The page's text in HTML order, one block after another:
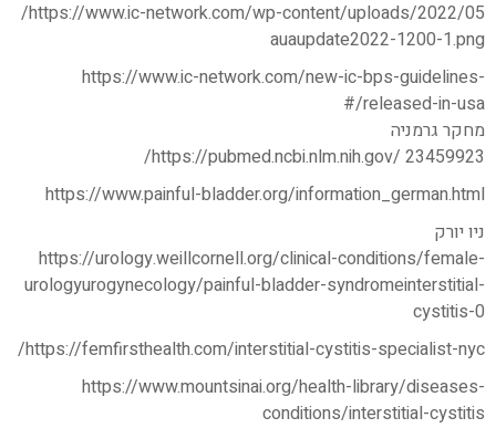
https://www.ic-network.com/wp-content/uploads/2022/05/
auaupdate2022-1200-1.png
https://www.ic-network.com/new-ic-bps-guidelines-
released-in-usa/#
מחקר גרמניה
https://pubmed.ncbi.nlm.nih.gov/ 23459923/
https://www.painful-bladder.org/information_german.html
ניו יורק
https://urology.weillcornell.org/clinical-conditions/female-
urologyurogynecology/painful-bladder-syndromeinterstitial-
cystitis-0
https://femfirsthealth.com/interstitial-cystitis-specialist-nyc/
https://www.mountsinai.org/health-library/diseases-
conditions/interstitial-cystitis